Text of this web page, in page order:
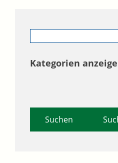
Kategorien